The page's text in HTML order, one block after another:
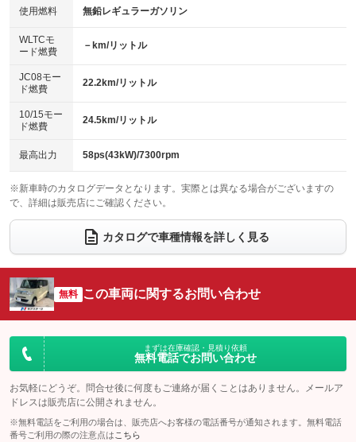
100V電源
：装備なし
センターデフロック
：装備なし
電動格納ミラー
：装備あり
バックカメラ
：装備あり
エアロ
：装備なし
：装備なし
パワーシート
ベンチシート
：装備あり
チップアップシート
：装備なし
：装備なし ：装備なし
ウォークスルー
：装備なし
電動リアゲート フロントカメラ
：装備なし
：装備なし ：装備なし
サイドカメラ
：装備なし ルーフレール
：装備なし
：装備なし
：装備なし
使用燃料 無鉛レギュラーガソリン
WLTCモ
ード燃費
－km/リットル
JC08モー
ド燃費
22.2km/リットル
10/15モー
ド燃費
24.5km/リットル
最高出力 58ps(43kW)/7300rpm
※新車時のカタログデータとなります。実際とは異なる場合がございますの
で、詳細は販売店にご確認ください。
カタログで車種情報を詳しく見る
無料 この車両に関するお問い合わせ
まずは在庫確認・見積り依頼
無料電話でお問い合わせ
お気軽にどうぞ。問合せ後に何度もご連絡が届くことはありません。メールア
ドレスは販売店に公開されません。
※無料電話をご利用の場合は、販売店へお客様の電話番号が通知されます。無料電話
番号ご利用の際の注意点は こちら